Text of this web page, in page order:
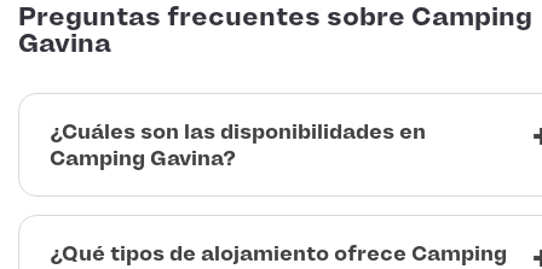
Preguntas frecuentes sobre Camping
Gavina
¿Cuáles son las disponibilidades en
Camping Gavina?
¿Qué tipos de alojamiento ofrece Camping